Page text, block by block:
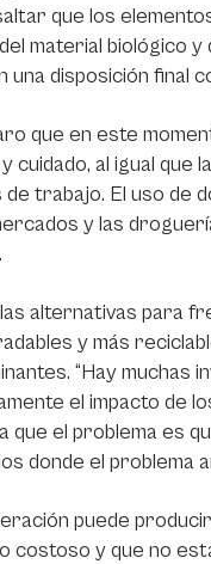
que los
material biológico
una disposición final
que en este
cuidado, al igual
trabajo. El uso de
y las
alternativas para
y más
“Hay muchas
el impacto de
que el problema es
donde el problema
puede
costoso y que no